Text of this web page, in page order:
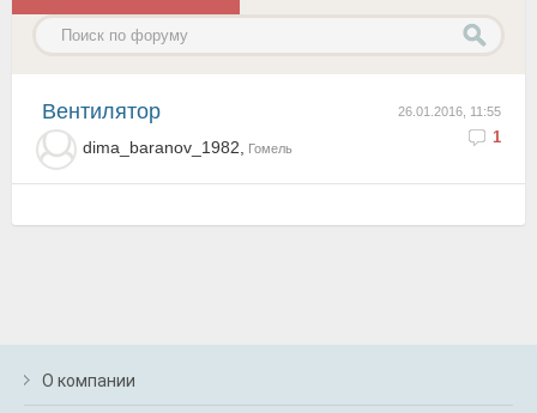
26.01.2016, 11:55
1
вентилятор
dima_baranov_1982, Гомель
О компании